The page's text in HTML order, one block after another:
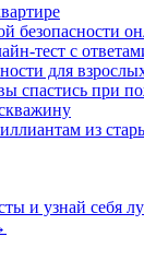
безопасности
тест с
для
спастись при
из
и узнай себя